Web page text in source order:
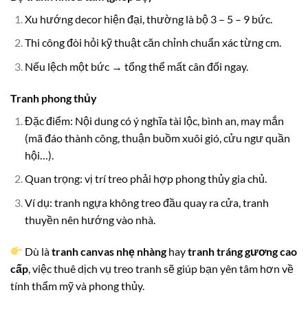
Xu hướng decor hiện đại, thường là bộ 3 – 5 – 9 bức.
Thi công đòi hỏi kỹ thuật căn chỉnh chuẩn xác từng cm.
Nếu lệch một bức → tổng thể mất cân đối ngay.
Tranh phong thủy
Đặc điểm: Nội dung có ý nghĩa tài lộc, bình an, may mắn
(mã đáo thành công, thuận buồm xuôi gió, cửu ngư quần
hội…).
Quan trọng: vị trí treo phải hợp phong thủy gia chủ.
Ví dụ: tranh ngựa không treo đầu quay ra cửa, tranh
thuyền nên hướng vào nhà.
Dù làtranh canvas nhẹ nhàng haytranh tráng gương cao
cấp , việc thuê dịch vụ treo tranh sẽ giúp bạn yên tâm hơn về
tính thẩm mỹ và phong thủy.